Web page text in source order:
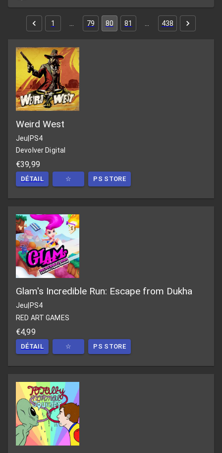
1 79 80 81 438
Weird West
Jeu|PS4
Devolver Digital
€39,99
DÉTAIL ☆ PS STORE
Glam's Incredible Run: Escape from Dukha
Jeu PS4
RED ART GAMES
€4,99
DÉTAIL ☆ PS STORE